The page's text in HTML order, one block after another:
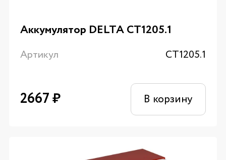
Аккумулятор DELTA CT1205.1
Артикул CT1205.1
2667₽ В корзину